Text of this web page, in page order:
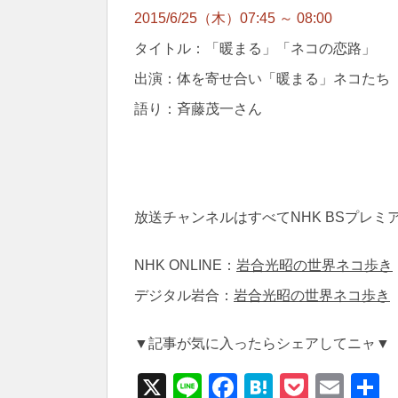
2015/6/25（木）07:45 ～ 08:00
タイトル：「暖まる」「ネコの恋路」
出演：体を寄せ合い「暖まる」ネコたち
語り：斉藤茂一さん
放送チャンネルはすべてNHK BSプレミ
NHK ONLINE： 岩合光昭の世界ネコ歩き
デジタル岩合： 岩合光昭の世界ネコ歩き
▼記事が気に入ったらシェアしてニャ▼
X Li F H P E